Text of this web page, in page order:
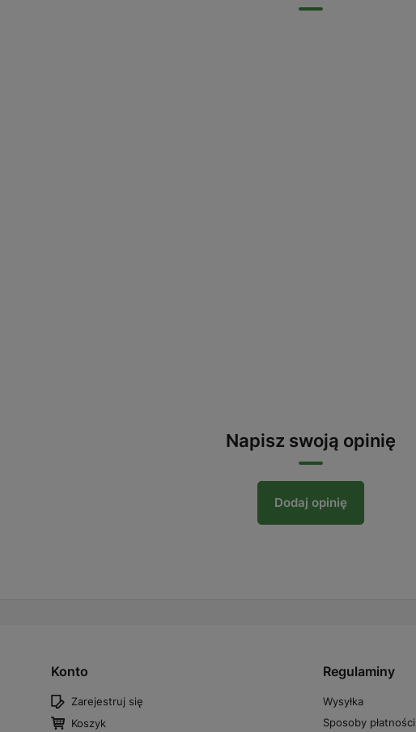
Napisz swoją opinię
Dodaj opinię
Konto
Zarejestruj się
Koszyk
Regulaminy
Wysyłka
Sposoby płatności